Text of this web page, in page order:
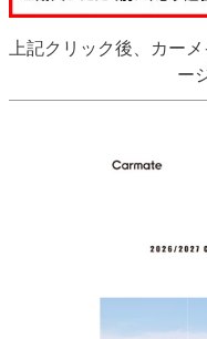
上記クリック後、カー
ー